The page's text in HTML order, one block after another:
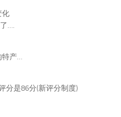
化
….
特产…
分是86分(新评分制度)